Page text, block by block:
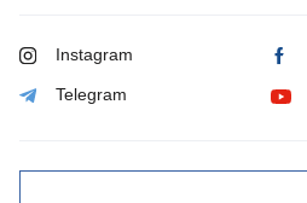
Instagram
Telegram